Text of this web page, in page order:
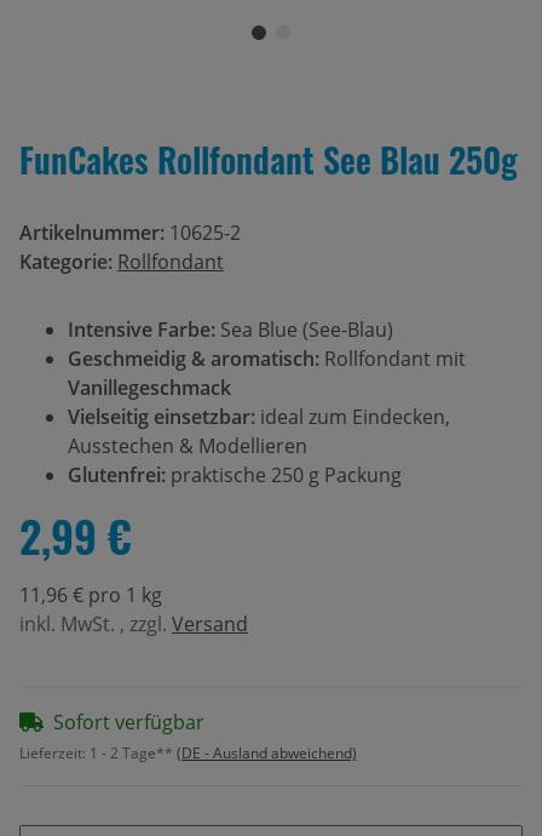
FunCakes Rollfondant See Blau 250g
Artikelnummer: 10625-2
Kategorie: Rollfondant
Intensive Farbe: Sea Blue (See-Blau)
Geschmeidig & aromatisch: Rollfondant mit
Vanillegeschmack
Vielseitig einsetzbar: ideal zum Eindecken,
Ausstechen & Modellieren
Glutenfrei: praktische 250 g Packung
2,99 €
11,96 € pro 1 kg
inkl. MwSt. , zzgl. Versand
Sofort verfügbar
Lieferzeit: 1 - 2 Tage** (DE - Ausland abweichend)